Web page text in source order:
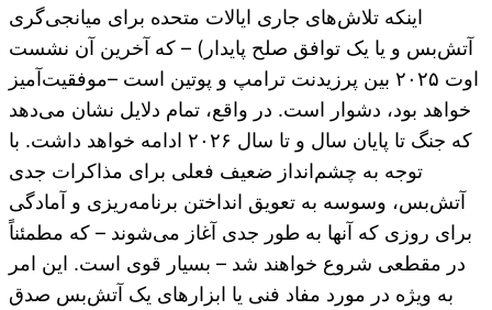
اینکه تلاش‌های جاری ایالات متحده برای میانجی‌گری
آتش‌بس و یا یک توافق صلح پایدار) – که آخرین آن نشست
اوت ۲۰۲۵ بین پرزیدنت ترامپ و پوتین است –موفقیت‌آمیز
خواهد بود، دشوار است. در واقع، تمام دلایل نشان می‌دهد
که جنگ تا پایان سال و تا سال ۲۰۲۶ ادامه خواهد داشت. با
توجه به چشم‌انداز ضعیف فعلی برای مذاکرات جدی
آتش‌بس، وسوسه به تعویق انداختن برنامه‌ریزی و آمادگی
برای روزی که آنها به طور جدی آغاز می‌شوند – که مطمئناً
در مقطعی شروع خواهند شد – بسیار قوی است. این امر
به ویژه در مورد مفاد فنی یا ابزارهای یک آتش‌بس صدق